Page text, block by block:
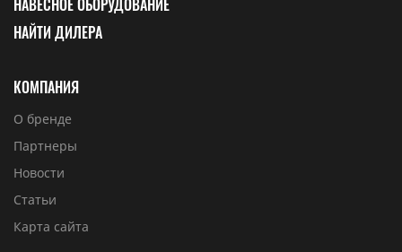
НАВЕСНОЕ ОБОРУДОВАНИЕ
НАЙТИ ДИЛЕРА
КОМПАНИЯ
О бренде
Партнеры
Новости
Статьи
Карта сайта